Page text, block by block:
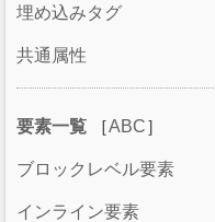
埋め込みタグ
共通属性
要素一覧 ［ABC］
ブロックレベル要素
インライン要素